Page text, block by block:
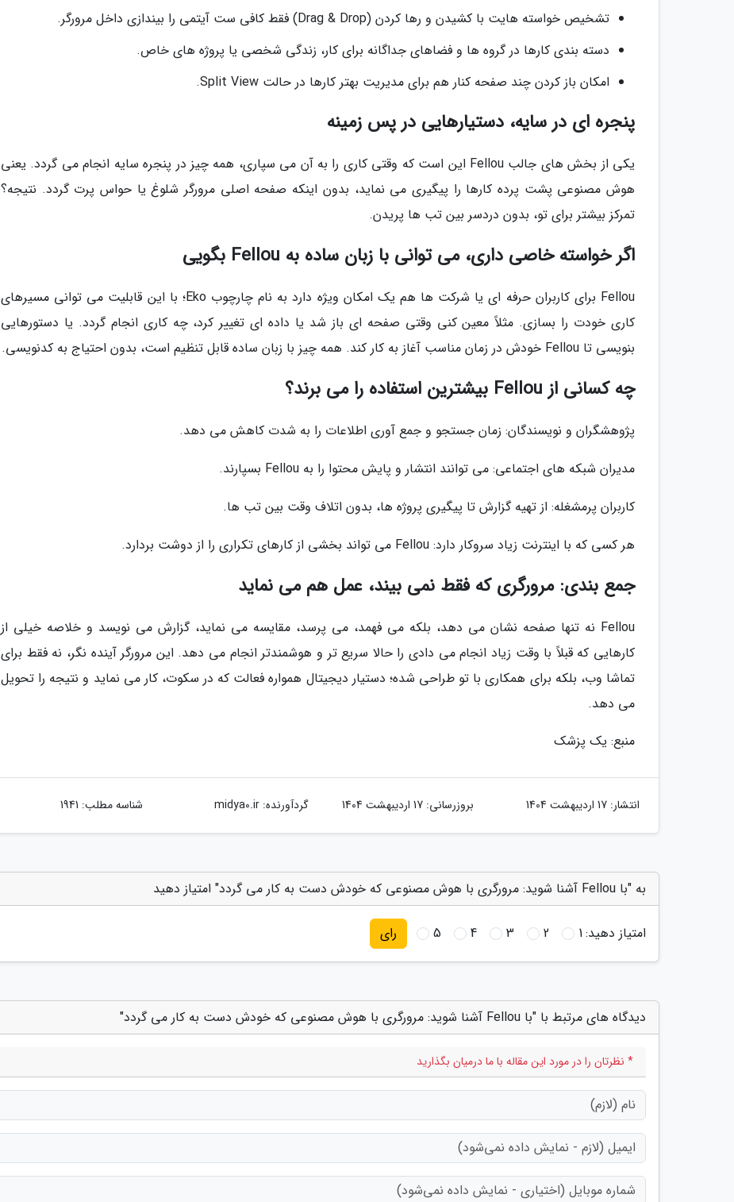
تشخیص خواسته هایت با کشیدن و رها کردن (Drag & Drop) فقط کافی ست آیتمی را بیندازی داخل مرورگر.
دسته بندی کارها در گروه ها و فضاهای جداگانه برای کار، زندگی شخصی یا پروژه های خاص.
امکان باز کردن چند صفحه کنار هم برای مدیریت بهتر کارها در حالت Split View.
پنجره ای در سایه، دستیارهایی در پس زمینه
یکی از بخش های جالب Fellou این است که وقتی کاری را به آن می سپاری، همه چیز در پنجره سایه انجام می گردد. یعنی
هوش مصنوعی پشت پرده کارها را پیگیری می نماید، بدون اینکه صفحه اصلی مرورگر شلوغ یا حواس پرت گردد. نتیجه؟
تمرکز بیشتر برای تو، بدون دردسر بین تب ها پریدن.
اگر خواسته خاصی داری، می توانی با زبان ساده به Fellou بگویی
Fellou برای کاربران حرفه ای یا شرکت ها هم یک امکان ویژه دارد به نام چارچوب Eko؛ با این قابلیت می توانی مسیرهای
کاری خودت را بسازی. مثلاً معین کنی وقتی صفحه ای باز شد یا داده ای تغییر کرد، چه کاری انجام گردد. یا دستورهایی
بنویسی تا Fellou خودش در زمان مناسب آغاز به کار کند. همه چیز با زبان ساده قابل تنظیم است، بدون احتیاج به کدنویسی.
چه کسانی از Fellou بیشترین استفاده را می برند؟
پژوهشگران و نویسندگان: زمان جستجو و جمع آوری اطلاعات را به شدت کاهش می دهد.
مدیران شبکه های اجتماعی: می توانند انتشار و پایش محتوا را به Fellou بسپارند.
کاربران پرمشغله: از تهیه گزارش تا پیگیری پروژه ها، بدون اتلاف وقت بین تب ها.
هر کسی که با اینترنت زیاد سروکار دارد: Fellou می تواند بخشی از کارهای تکراری را از دوشت بردارد.
جمع بندی: مرورگری که فقط نمی بیند، عمل هم می نماید
Fellou نه تنها صفحه نشان می دهد، بلکه می فهمد، می پرسد، مقایسه می نماید، گزارش می نویسد و خلاصه خیلی از
کارهایی که قبلاً با وقت زیاد انجام می دادی را حالا سریع تر و هوشمندتر انجام می دهد. این مرورگر آینده نگر، نه فقط برای
تماشا وب، بلکه برای همکاری با تو طراحی شده؛ دستیار دیجیتال همواره فعالت که در سکوت، کار می نماید و نتیجه را تحویل
می دهد.
منبع: یک پزشک
انتشار: 17 اردیبهشت 1404 بروزرسانی: 17 اردیبهشت 1404 گردآورنده:midya0.ir شناسه مطلب: 1941
به "با Fellou آشنا شوید: مرورگری با هوش مصنوعی که خودش دست به کار می گردد" امتیاز دهید
امتیاز دهید:1
2
3
4
5 رای
دیدگاه های مرتبط با "با Fellou آشنا شوید: مرورگری با هوش مصنوعی که خودش دست به کار می گردد"
* نظرتان را در مورد این مقاله با ما درمیان بگذارید